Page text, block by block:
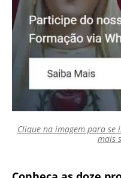
Clique na imagem para se
mais